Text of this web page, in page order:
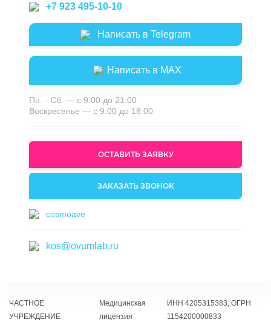
+7 923 495-10-10
Написать в Telegram
Написать в MAX
Пн. - Сб. — с 9:00 до 21:00
Воскресенье — с 9:00 до 18:00
ОСТАВИТЬ ЗАЯВКУ
ЗАКАЗАТЬ ЗВОНОК
cosmoave
kos@ovumlab.ru
ЧАСТНОЕ
УЧРЕЖДЕНИЕ
Медицинская
лицензия
ИНН 4205315383, ОГРН
1154200000833